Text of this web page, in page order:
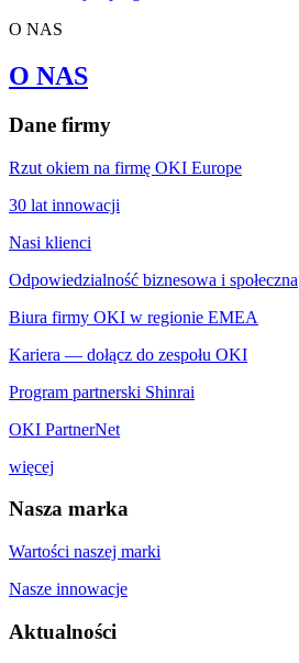
O NAS
O NAS
Dane firmy
Rzut okiem na firmę OKI Europe
30 lat innowacji
Nasi klienci
Odpowiedzialność biznesowa i społeczna
Biura firmy OKI w regionie EMEA
Kariera — dołącz do zespołu OKI
Program partnerski Shinrai
OKI PartnerNet
więcej
Nasza marka
Wartości naszej marki
Nasze innowacje
Aktualności